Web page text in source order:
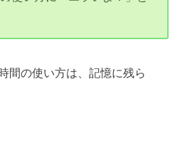
間の使い方は、記憶に残ら